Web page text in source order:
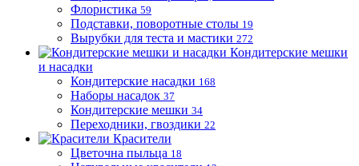
Флористика 59
Подставки, поворотные столы 19
Вырубки для теста и мастики 272
Кондитерские мешки
и насадки
Кондитерские насадки 168
Наборы насадок 37
Кондитерские мешки 34
Переходники, гвоздики 22
Красители
Цветочна пыльца 18